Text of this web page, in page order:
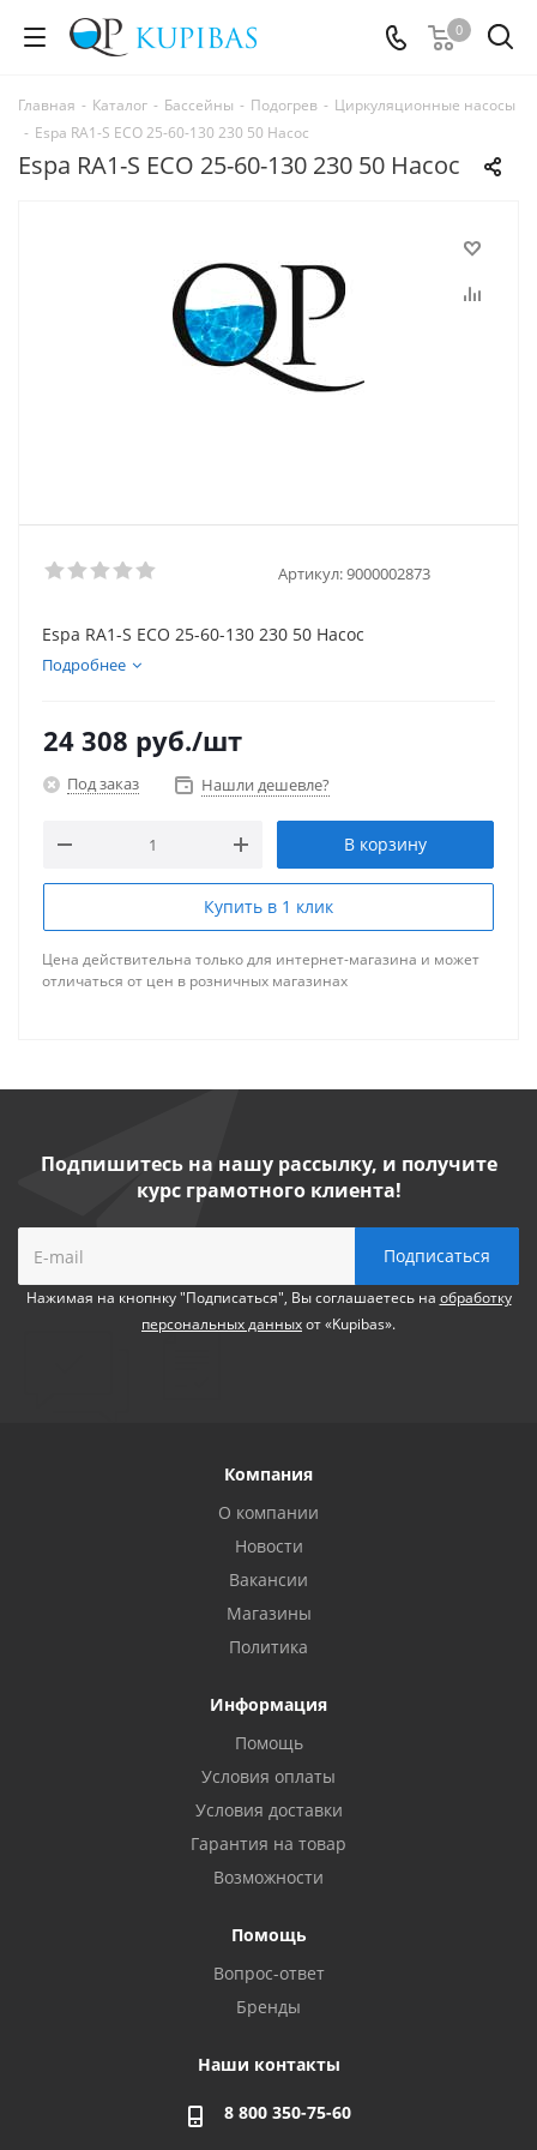
0
Главная - Каталог - Бассейны - Подогрев - Циркуляционные насосы
- Espa RA1-S ECO 25-60-130 230 50 Насос
Espa RA1-S ECO 25-60-130 230 50 Насос
Артикул:9000002873
Espa RA1-S ECO 25-60-130 230 50 Насос
Подробнее
24 308 руб./шт
Под заказ Нашли дешевле?
В корзину
Купить в 1 клик
Цена действительна только для интернет-магазина и может
отличаться от цен в розничных магазинах
Подпишитесь на нашу рассылку, и получите
курс грамотного клиента!
Нажимая на кнопнку "Подписаться", Вы соглашаетесь на обработку
персональных данныхот «Kupibas».
Компания
О компании
Новости
Вакансии
Магазины
Политика
Информация
Помощь
Условия оплаты
Условия доставки
Гарантия на товар
Возможности
Помощь
Вопрос-ответ
Бренды
Наши контакты
8 800 350-75-60